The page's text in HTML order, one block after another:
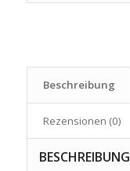
Beschreibung
Rezensionen (0)
BESCHREIBUNG